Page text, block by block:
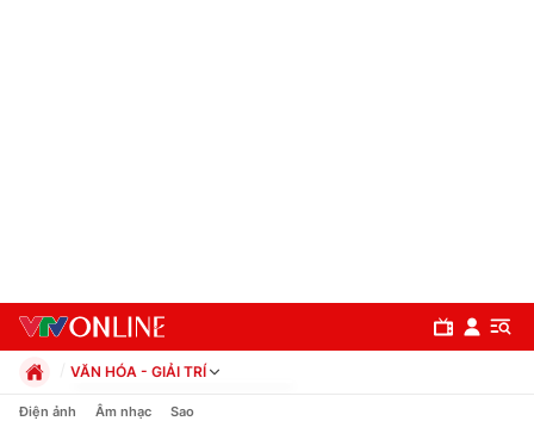
VĂN HÓA - GIẢI TRÍ
Chính trị
Điện ảnh Âm nhạc Sao